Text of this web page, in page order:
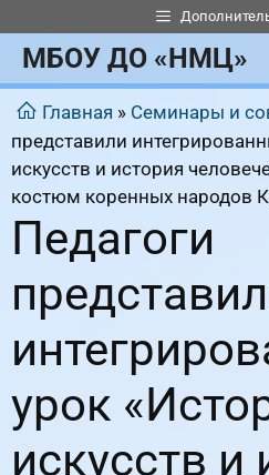
к
содержимому
МБОУ ДО «НМЦ»
Главная » Семинары и
представили
искусств и история
костюм коренных народов
Педагоги
урок
искусств и